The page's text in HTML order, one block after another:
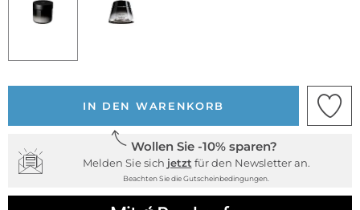
IN DEN WARENKORB
Wollen Sie -10% sparen?
Melden Sie sich jetzt für den Newsletter an.
Beachten Sie die Gutscheinbedingungen.